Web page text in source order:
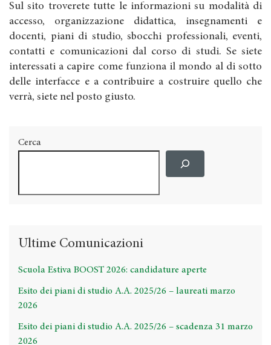
Sul sito troverete tutte le informazioni su modalità di
accesso, organizzazione didattica, insegnamenti e
docenti, piani di studio, sbocchi professionali, eventi,
contatti e comunicazioni dal corso di studi. Se siete
interessati a capire come funziona il mondo al di sotto
delle interfacce e a contribuire a costruire quello che
verrà, siete nel posto giusto.
Cerca
Ultime Comunicazioni
Scuola Estiva BOOST 2026: candidature aperte
Esito dei piani di studio A.A. 2025/26 – laureati marzo
2026
Esito dei piani di studio A.A. 2025/26 – scadenza 31 marzo
2026